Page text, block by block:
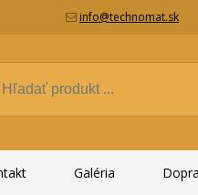
info@technomat.sk
Galéria